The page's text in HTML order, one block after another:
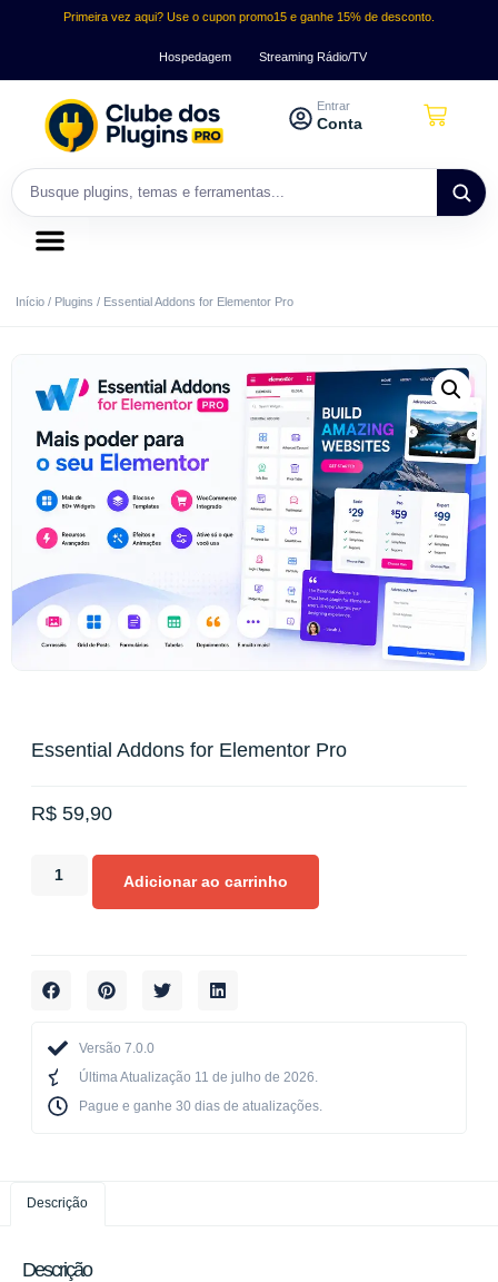
Primeira vez aqui? Use o cupon promo15 e ganhe 15% de desconto.
Hospedagem Streaming Rádio/TV
Entrar
Conta
Início / Plugins / Essential Addons for Elementor Pro
Essential Addons for Elementor Pro
R$ 59,90
Adicionar ao carrinho
Versão 7.0.0
Última Atualização 11 de julho de 2026.
Pague e ganhe 30 dias de atualizações.​
Descrição
Descrição